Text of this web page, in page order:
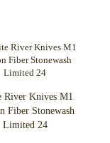
River Knives M1
Fiber Stonewash
Limited 24